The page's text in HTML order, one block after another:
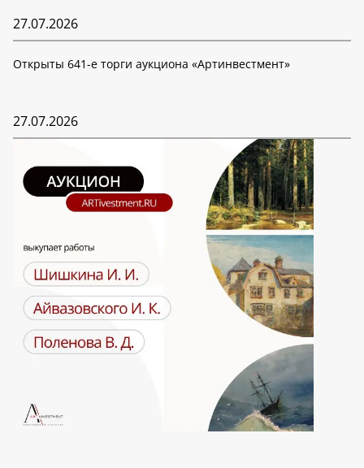
27.07.2026
Открыты 641-е торги аукциона «Артинвестмент»
27.07.2026